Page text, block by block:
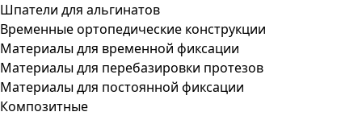
Шпатели для альгинатов
Временные ортопедические конструкции
Материалы для временной фиксации
Материалы для перебазировки протезов
Материалы для постоянной фиксации
Композитные